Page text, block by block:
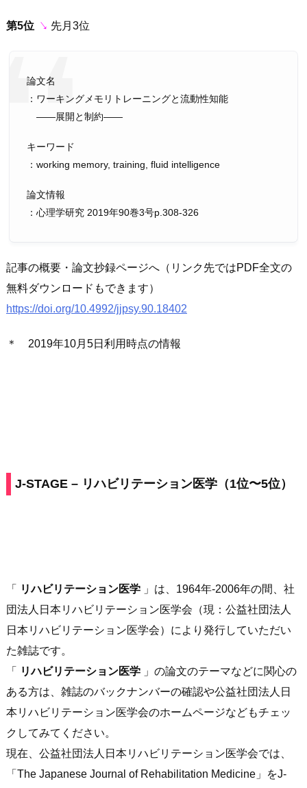
第5位 ↘︎ 先月3位
論文名
：ワーキングメモリトレーニングと流動性知能
――展開と制約――
キーワード
：working memory, training, fluid intelligence
論文情報
：心理学研究 2019年90巻3号p.308-326
記事の概要・論文抄録ページへ（リンク先ではPDF全文の
無料ダウンロードもできます）
https://doi.org/10.4992/jjpsy.90.18402
＊ 2019年10月5日利用時点の情報
J-STAGE – リハビリテーション医学（1位〜5位）
「 リハビリテーション医学 」は、1964年-2006年の間、社
団法人日本リハビリテーション医学会（現：公益社団法人
日本リハビリテーション医学会）により発行していただい
た雑誌です。
「
リハビリテーション医学 」の論文のテーマなどに関心の
ある方は、雑誌のバックナンバーの確認や公益社団法人日
本リハビリテーション医学会のホームページなどもチェッ
クしてみてください。
現在、公益社団法人日本リハビリテーション医学会では、
「The Japanese Journal of Rehabilitation Medicine」をJ-